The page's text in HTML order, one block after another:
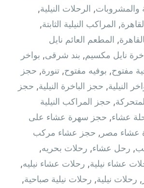
والمشروبات, الرحلات النيلية,
, المراكب النيلية الثابتة,
, المطعم العائم نايل
نايل مكسيم, بند شرقى, بواخر
مفتوح, بوفيه مفتوح, تنورة, حجز
النيلية, حجز الباخرة النيلية, حجز
, حجز المراكب النيلية
عشاء, حجز سهرة عشاء على
عشاء مصر , حجز عشاء مركب
, رحل عشاء, رحلات بحريه,
عشاء نيلية, رحلات عشاء نيليه,
, رحلات نيلية, رحلات نيلية صباحية,